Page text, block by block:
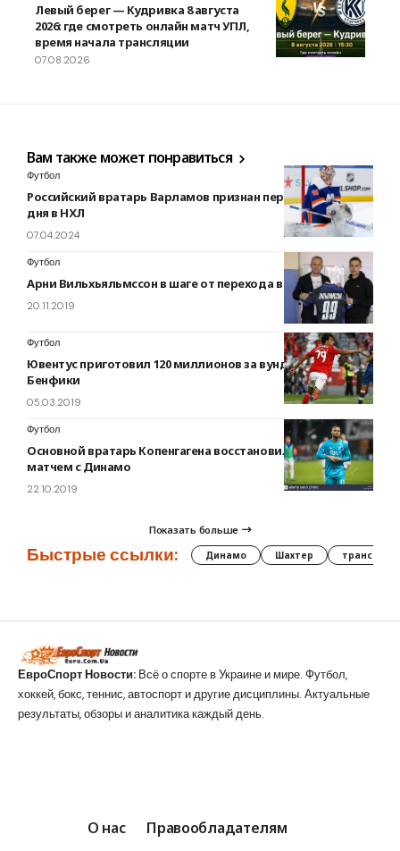
Левый берег — Кудривка 8 августа
2026: где смотреть онлайн матч УПЛ,
время начала трансляции
07.08.2026
Вам также может понравиться
Футбол
Российский вратарь Варламов признан первой звездой
дня в НХЛ
07.04.2024
Футбол
Арни Вильхьяльмссон в шаге от перехода в Колос
20.11.2019
Футбол
Ювентус приготовил 120 миллионов за вундеркинда
Бенфики
05.03.2019
Футбол
Основной вратарь Копенгагена восстановился перед
матчем с Динамо
22.10.2019
Показать больше
Быстрые ссылки: Динамо Шахтер трансферы
ЕвроСпорт Новости: Всё о спорте в Украине и мире. Футбол,
хоккей, бокс, теннис, автоспорт и другие дисциплины. Актуальные
результаты, обзоры и аналитика каждый день.
О нас Правообладателям